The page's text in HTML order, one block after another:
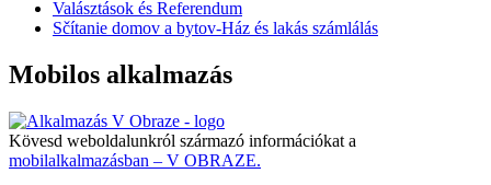
Valásztások és Referendum
Sčítanie domov a bytov-Ház és lakás számlálás
Mobilos alkalmazás
Kövesd weboldalunkról származó információkat a
mobilalkalmazásban – V OBRAZE.